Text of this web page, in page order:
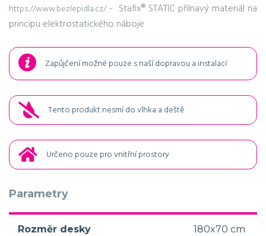
https://www.bezlepidla.cz/- Stafix® STATIC přilnavý materiál na
principu elektrostatického náboje
Zapůjčení možné pouze s naší dopravou a instalací
Tento produkt nesmí do vlhka a deště
Určeno pouze pro vnitřní prostory
Parametry
Rozměr desky 180x70 cm